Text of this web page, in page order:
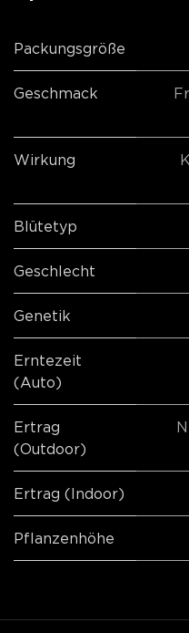
Packungsgröße
Geschmack
Wirkung
Blütetyp
Geschlecht
Genetik
Erntezeit
(Auto)
Ertrag
(Outdoor)
Ertrag (Indoor)
Pflanzenhöhe